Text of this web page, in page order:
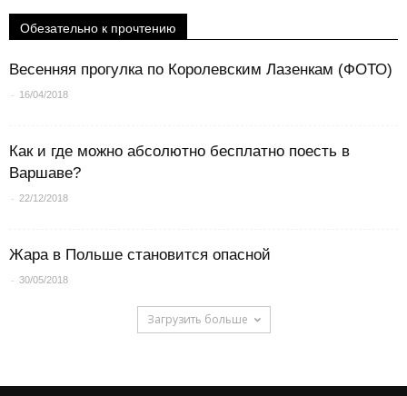
Обезательно к прочтению
Весенняя прогулка по Королевским Лазенкам (ФОТО)
- 16/04/2018
Как и где можно абсолютно бесплатно поесть в
Варшаве?
- 22/12/2018
Жара в Польше становится опасной
- 30/05/2018
Загрузить больше